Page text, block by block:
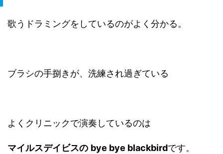
歌うドラミングをしているのがよく分かる。
ブラシの手捌きが、洗練され過ぎている
よくクリニックで演奏しているのは
マイルスデイビスの bye bye blackbirdです。